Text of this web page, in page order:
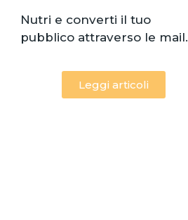
Nutri e converti il tuo
pubblico attraverso le mail.
Leggi articoli